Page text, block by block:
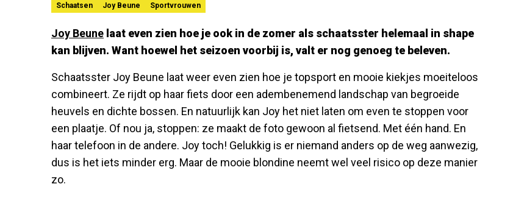
Schaatsen Joy Beune Sportvrouwen
Joy Beune laat even zien hoe je ook in de zomer als schaatsster helemaal in shape
kan blijven. Want hoewel het seizoen voorbij is, valt er nog genoeg te beleven.
Schaatsster Joy Beune laat weer even zien hoe je topsport en mooie kiekjes moeiteloos
combineert. Ze rijdt op haar fiets door een adembenemend landschap van begroeide
heuvels en dichte bossen. En natuurlijk kan Joy het niet laten om even te stoppen voor
een plaatje. Of nou ja, stoppen: ze maakt de foto gewoon al fietsend. Met één hand. En
haar telefoon in de andere. Joy toch! Gelukkig is er niemand anders op de weg aanwezig,
dus is het iets minder erg. Maar de mooie blondine neemt wel veel risico op deze manier
zo.